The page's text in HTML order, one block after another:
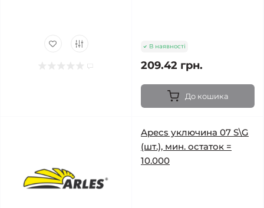
В наявності
209.42 грн.
До кошика
Apecs уключина 07 S\G
(шт.), мин. остаток =
10.000